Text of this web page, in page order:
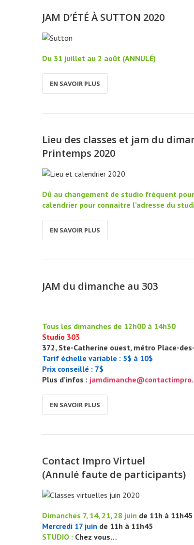
JAM D’ÉTÉ À SUTTON 2020
Du 31 juillet au 2 août (ANNULÉ)
EN SAVOIR PLUS
Lieu des classes et jam du
Printemps 2020
Dû au changement de studio fréquent
calendrier pour connaitre l’adresse du
EN SAVOIR PLUS
JAM du dimanche au 303
Tous les dimanches de 12h00 à 14h30
Studio 303
372, Ste-Catherine ouest, métro Place-
Tarif échelle variable : 5$ à 10$
Prix conseillé : 7$
Plus d’infos :
EN SAVOIR PLUS
Contact Impro Virtuel
(Annulé faute de participants)
Dimanches 7, 14, 21, 28 juin de 11h à 11h45
Mercredi 17 juin de 11h à 11h45
STUDIO : Chez vous…